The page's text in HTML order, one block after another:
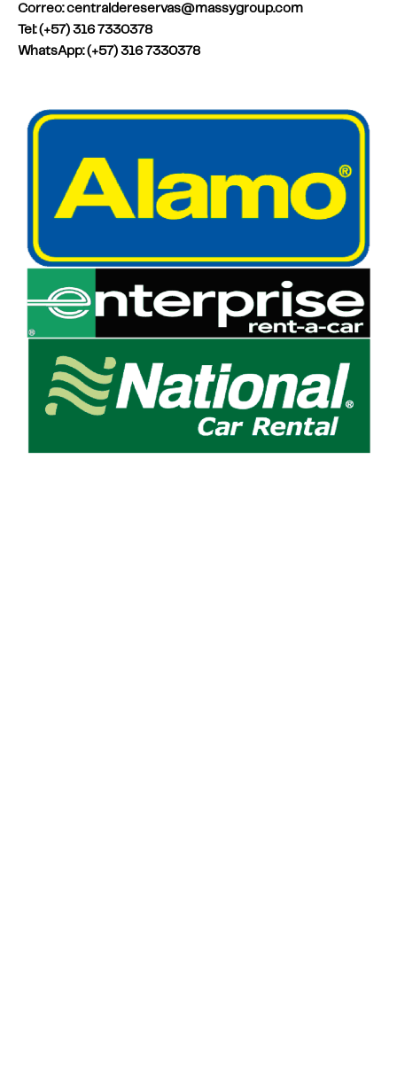
Correo: centraldereservas@massygroup.com
Tel: (+57) 316 7330378
WhatsApp: (+57) 316 7330378